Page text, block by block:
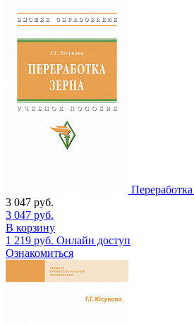
Переработка
3 047 руб.
3 047 руб.
В корзину
1 219 руб. Онлайн доступ
Ознакомиться